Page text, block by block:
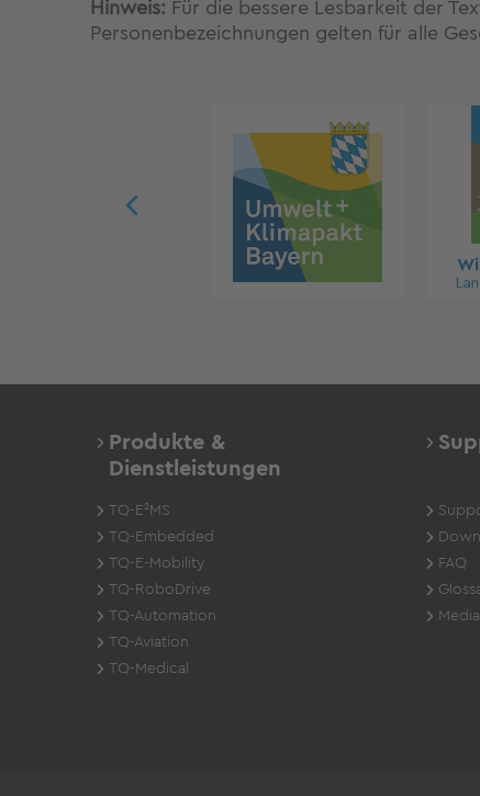
Hinweis: Für die bessere Lesbarkeit der
Personenbezeichnungen gelten für alle
Produkte &
Dienstleistungen
TQ-E²MS
TQ-Embedded
TQ-E-Mobility
TQ-RoboDrive
TQ-Automation
TQ-Aviation
TQ-Medical
FAQ